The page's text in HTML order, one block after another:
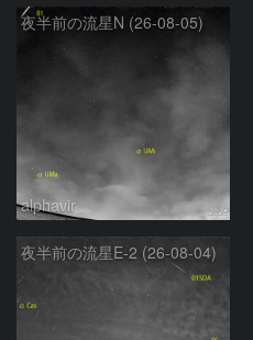
夜半前の流星N (26-08-05)
alphavir
夜半前の流星E-2 (26-08-04)